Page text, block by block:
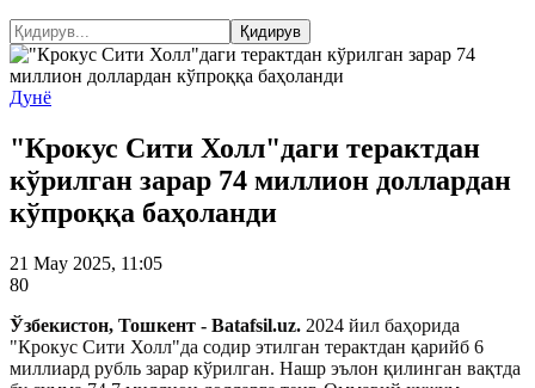
Дунё
"Крокус Сити Холл"даги терактдан
кўрилган зарар 74 миллион доллардан
кўпроққа баҳоланди
21 May 2025, 11:05
80
Ўзбекистон, Тошкент - Batafsil.uz. 2024 йил баҳорида
"Крокус Сити Холл"да содир этилган терактдан қарийб 6
миллиард рубль зарар кўрилган. Нашр эълон қилинган вақтда